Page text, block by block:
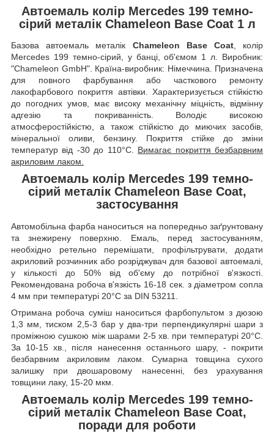
Автоемаль колір Mercedes 199 темно-
сірий металік Chameleon Base Coat 1 л
Базова автоемаль металік Chameleon Base Coat, колір
Mercedes 199 темно-сірий, у банці, об'ємом 1 л. Виробник:
"Chameleon GmbH". Країна-виробник: Німеччина. Призначена
для повного фарбування або часткового ремонту
лакофарбового покриття автівки. Характеризується стійкістю
до погодних умов, має високу механічну міцність, відмінну
адгезію та покриванність. Володіє високою
атмосферостійкістю, а також стійкістю до миючих засобів,
мінеральної оливи, бензину. Покриття стійке до зміни
температур від -30 до 110°C. Вимагає покриття безбарвним
акриловим лаком.
Автоемаль колір Mercedes 199 темно-
сірий металік Chameleon Base Coat,
застосування
Автомобільна фарба наноситься на попередньо заґрунтовану
та знежирену поверхню. Емаль, перед застосуванням,
необхідно ретельно перемішати, профільтрувати, додати
акриловий розчинник або розріджувач для базової автоемалі,
у кількості до 50% від об'єму до потрібної в'язкості.
Рекомендована робоча в'язкість 16-18 сек. з діаметром сопла
4 мм при температурі 20°C за DIN 53211.
Отримана робоча суміш наноситься фарбопультом з дюзою
1,3 мм, тиском 2,5-3 бар у два-три перпендикулярні шари з
проміжною сушкою між шарами 2-5 хв. при температурі 20°C.
За 10-15 хв., після нанесення останнього шару, - покрити
безбарвним акриловим лаком. Сумарна товщина сухого
залишку при двошаровому нанесенні, без урахування
товщини лаку, 15-20 мкм.
Автоемаль колір Mercedes 199 темно-
сірий металік Chameleon Base Coat,
поради для роботи